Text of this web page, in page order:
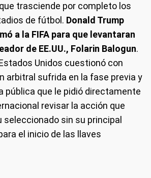
trasciende por completo los
de fútbol. Donald Trump
a la FIFA para que levantaran
de EE.UU., Folarin Balogun.
Unidos cuestionó con
arbitral sufrida en la fase previa y
pública que le pidió directamente
revisar la acción que
seleccionado sin su principal
el inicio de las llaves